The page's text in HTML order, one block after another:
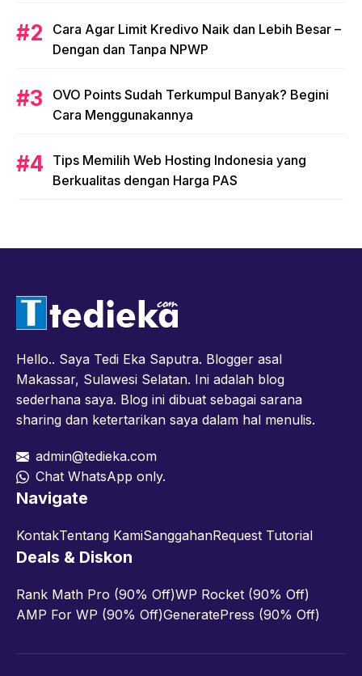
Cara Agar Limit Kredivo Naik dan Lebih Besar –
Dengan dan Tanpa NPWP
OVO Points Sudah Terkumpul Banyak? Begini
Cara Menggunakannya
Tips Memilih Web Hosting Indonesia yang
Berkualitas dengan Harga PAS
Hello.. Saya Tedi Eka Saputra. Blogger asal
Makassar, Sulawesi Selatan. Ini adalah blog
sederhana saya. Blog ini dibuat sebagai sarana
sharing dan ketertarikan saya dalam hal menulis.
admin@tedieka.com
Chat WhatsApp only.
Navigate
KontakTentang KamiSanggahanRequest Tutorial
Deals & Diskon
Rank Math Pro (90% Off)WP Rocket (90% Off)
AMP For WP (90% Off)GeneratePress (90% Off)